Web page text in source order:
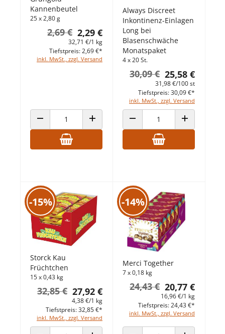
Kannenbeutel
25 x 2,80 g
2,29 €
2,69 €
32,71 €/1 kg
inkl. MwSt., zzgl. Versand
Tiefstpreis: 2,69 €*
ANZAHL VERRINGERNANZAHL ERHÖHEN
Always Discreet
Inkontinenz-Einlagen
Long bei
Blasenschwäche
Monatspaket
4 x 20 St.
25,58 €
30,09 €
31,98 €/100 st
inkl. MwSt., zzgl. Versand
Tiefstpreis: 30,09 €*
ANZAHL VERRINGERNANZAHL
-15%
Storck Kau
Früchtchen
15 x 0,43 kg
27,92 €
32,85 €
4,38 €/1 kg
inkl. MwSt., zzgl. Versand
Tiefstpreis: 32,85 €*
-14%
Merci Together
7 x 0,18 kg
20,77 €
24,43 €
16,96 €/1 kg
inkl. MwSt., zzgl. Versand
Tiefstpreis: 24,43 €*